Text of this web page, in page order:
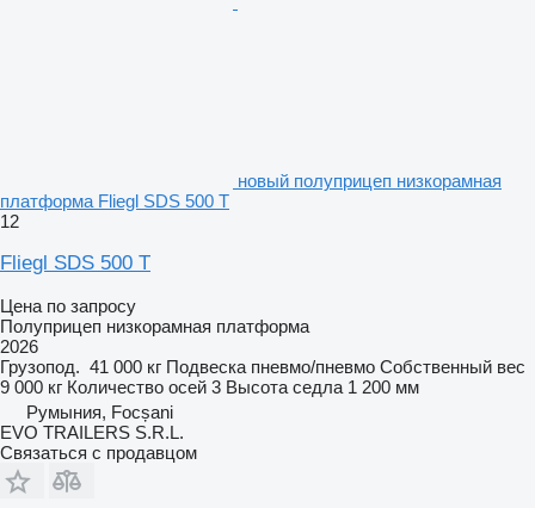
новый полуприцеп низкорамная
платформа Fliegl SDS 500 T
12
Fliegl SDS 500 T
Цена по запросу
Полуприцеп низкорамная платформа
2026
Грузопод. 41 000 кг Подвеска пневмо/пневмо Собственный вес
9 000 кг Количество осей 3 Высота седла 1 200 мм
Румыния, Focșani
EVO TRAILERS S.R.L.
Связаться с продавцом